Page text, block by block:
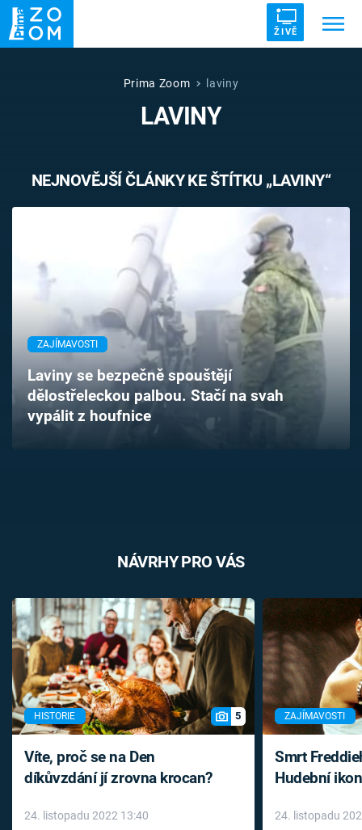
ŽIVĚ
UFO DRUHÁ SVĚTOVÁ VÁLKA
VETŘELCI DÁVNOVĚKU
Témata
TV Program
Časopis
Sledujte prima+
Prima Zoom laviny
LAVINY
NEJNOVĚJŠÍ ČLÁNKY KE ŠTÍTKU „LAVINY“
ZAJÍMAVOSTI
Laviny se bezpečně spouštějí
dělostřeleckou palbou. Stačí na svah
vypálit z houfnice
NÁVRHY PRO VÁS
HISTORIE 5
Víte, proč se na Den
díkůvzdání jí zrovna krocan?
24. listopadu 2022 13:40
ZAJÍMAVOSTI
Smrt
Hudební
léky
24. listopadu